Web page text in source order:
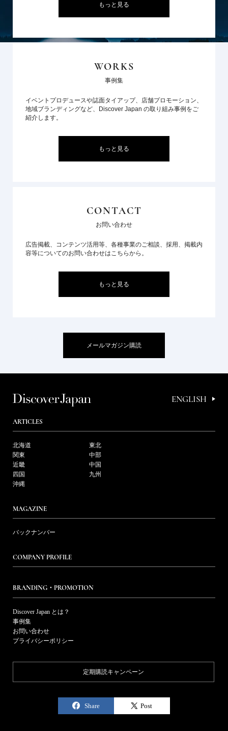
もっと見る
WORKS
事例集
イベントプロデュースや誌面タイアップ、店舗プロモーション、
地域ブランディングなど、Discover Japan の取り組み事例をご
紹介します。
もっと見る
CONTACT
お問い合わせ
広告掲載、コンテンツ活用等、各種事業のご相談、採用、掲載内
容等についてのお問い合わせはこちらから。
もっと見る
メールマガジン購読
ENGLISH
ARTICLES
北海道
東北
関東
中部
近畿
中国
四国
九州
沖縄
MAGAZINE
バックナンバー
COMPANY PROFILE
BRANDING・PROMOTION
Discover Japan とは？
事例集
お問い合わせ
プライバシーポリシー
定期購読キャンペーン
Share Post